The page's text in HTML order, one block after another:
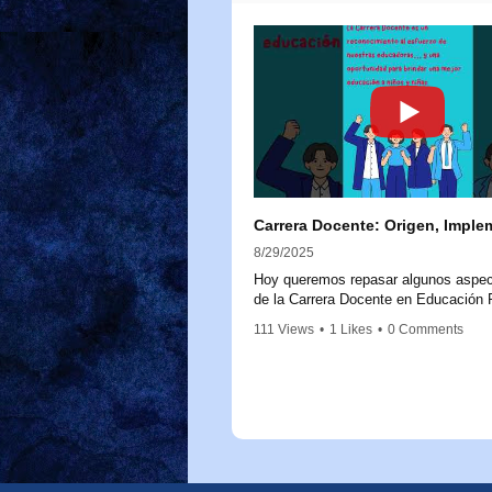
8/29/2025
Hoy queremos repasar algunos
de la Carrera Docente en Educación
educadoras y educadores,
111 Views • 1 Likes • 0 Comments